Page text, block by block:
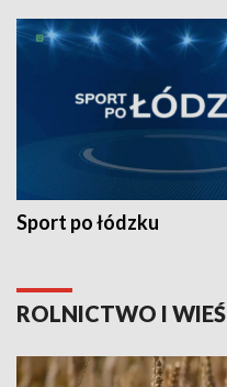
Sport po łódzku
ROLNICTWO I WIEŚ